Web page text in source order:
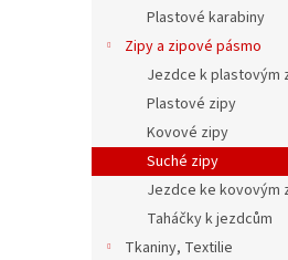
Plastové karabiny
Zipy a zipové pásmo
Jezdce k plastovým
Plastové zipy
Kovové zipy
Suché zipy
Jezdce ke kovovým
Taháčky k jezdcům
Tkaniny, Textilie